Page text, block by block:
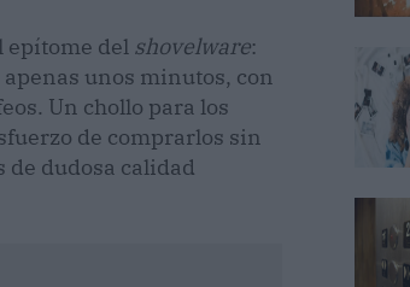
epítome del shovelware:
unos minutos, con
Un chollo para los
de comprarlos sin
de dudosa calidad